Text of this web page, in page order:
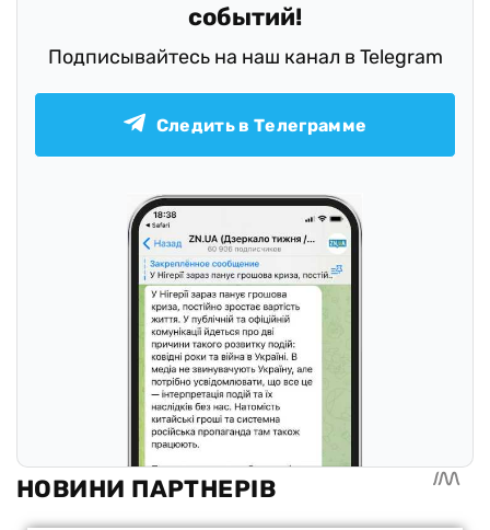
событий!
Подписывайтесь на наш канал в Telegram
Следить в Телеграмме